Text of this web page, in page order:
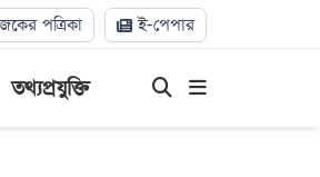
পত্রিকা ই-পেপার
তথ্যপ্রযুক্তি